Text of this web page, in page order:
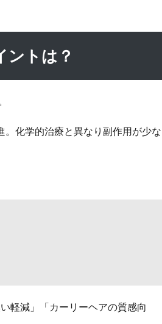
ントは？
化学的治療と異なり副作用が少な
軽減」「カーリーヘアの質感向